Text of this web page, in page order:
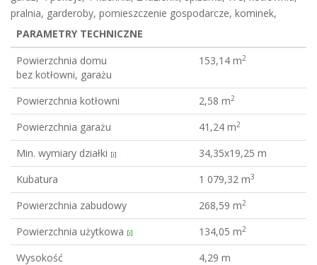
pralnia, garderoby, pomieszczenie gospodarcze, kominek,
PARAMETRY TECHNICZNE
Powierzchnia domu
bez kotłowni, garażu
153,14 m2
Powierzchnia kotłowni 2,58 m2
Powierzchnia garażu 41,24 m2
Min. wymiary działki [i]
34,35x19,25 m
Kubatura
1 079,32 m3
Powierzchnia zabudowy 268,59 m2
Powierzchnia użytkowa [i] 134,05 m2
Wysokość 4,29 m